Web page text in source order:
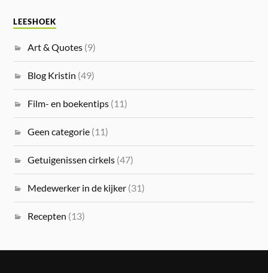
LEESHOEK
Art & Quotes (9)
Blog Kristin (49)
Film- en boekentips (11)
Geen categorie (11)
Getuigenissen cirkels (47)
Medewerker in de kijker (31)
Recepten (13)